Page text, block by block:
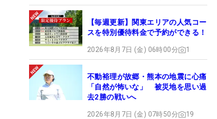
【毎週更新】関東エリアの人気コー
スを特別優待料金で予約ができる！
2026年8月7日 (金) 06時00分 1
不動裕理が故郷・熊本の地震に心痛
「自然が怖いな」 被災地を思い過
去2勝の戦いへ
2026年8月7日 (金) 07時50分 19